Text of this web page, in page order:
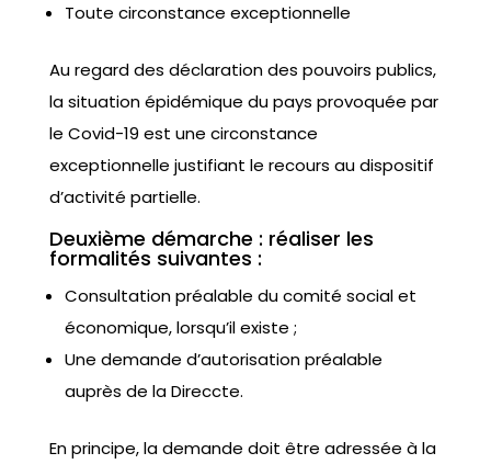
Toute circonstance exceptionnelle
Au regard des déclaration des pouvoirs publics,
la situation épidémique du pays provoquée par
le Covid-19 est une circonstance
exceptionnelle justifiant le recours au dispositif
d’activité partielle.
Deuxième démarche : réaliser les
formalités suivantes :
Consultation préalable du comité social et
économique, lorsqu’il existe ;
Une demande d’autorisation préalable
auprès de la Direccte.
En principe, la demande doit être adressée à la